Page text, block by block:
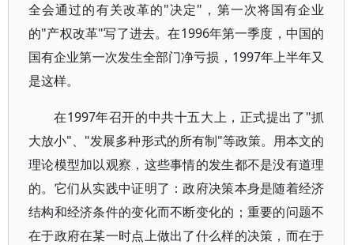
全会通过的有关改革的"决定"，第一次将国有企业
的"产权改革"写了进去。在1996年第一季度，中国的
国有企业第一次发生全部门净亏损，1997年上半年又
是这样。
在1997年召开的中共十五大上，正式提出了"抓
大放小"、"发展多种形式的所有制"等政策。用本文的
理论模型加以观察，这些事情的发生都不是没有道理
的。它们从实践中证明了：政府决策本身是随着经济
结构和经济条件的变化而不断变化的；重要的问题不
在于政府在某一时点上做出了什么样的决策，而在于